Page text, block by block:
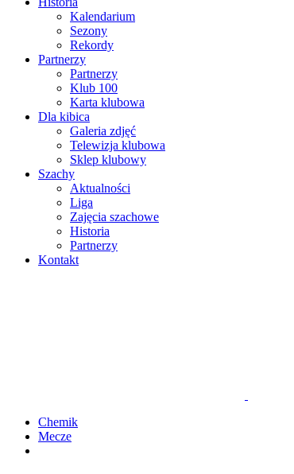
Kalendarium
Sezony
Rekordy
Partnerzy
Partnerzy
Klub 100
Karta klubowa
Dla kibica
Galeria zdjęć
Telewizja klubowa
Sklep klubowy
Szachy
Aktualności
Liga
Zajęcia szachowe
Historia
Partnerzy
Kontakt
Chemik
Mecze